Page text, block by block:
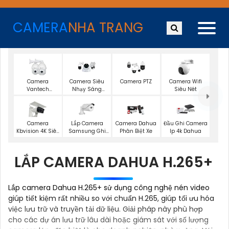
CAMERANHA TRANG
Camera
Vantech
Camera Siêu
Nhạy Sáng
Camera PTZ
Camera Wifi
Siêu Nét
Camera
Kbvision 4K Siêu
Lắp Camera
Samsung Ghi
Camera Dahua
Phân Biệt Xe
Đầu Ghi Camera
Ip 4k Dahua
LẮP CAMERA DAHUA H.265+
Lắp camera Dahua H.265+ sử dụng công nghệ nén video
giúp tiết kiệm rất nhiều so với chuẩn H.265, giúp tối ưu hóa
việc lưu trữ và truyền tải dữ liệu. Giải pháp này phù hợp
cho các dự án lưu trữ lâu dài hoặc giám sát với số lượng